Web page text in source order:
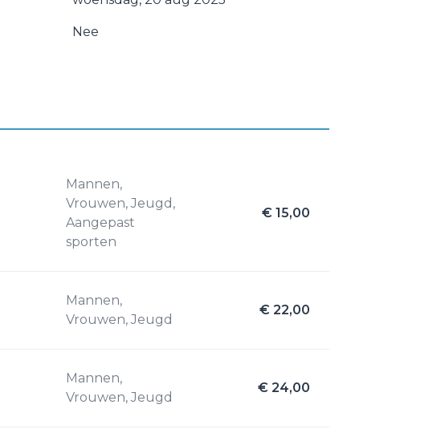
Nee
Mannen,
Vrouwen, Jeugd,
Aangepast
sporten
€ 15,00
Mannen,
Vrouwen, Jeugd
€ 22,00
Mannen,
Vrouwen, Jeugd
€ 24,00